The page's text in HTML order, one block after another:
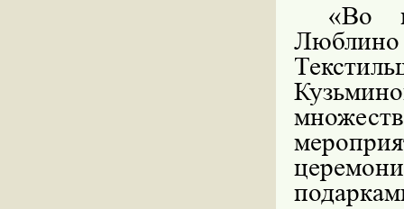
«Во